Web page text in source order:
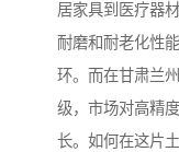
居家具到医疗器
耐磨和耐老化性
环。而在甘肃兰
级，市场对高精
长。如何在这片